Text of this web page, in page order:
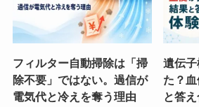
フィルター自動掃除は「掃
除不要」ではない。過信が
電気代と冷えを奪う理由
遺伝
た？
と答